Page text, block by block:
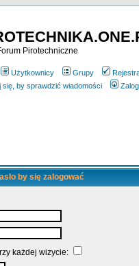
Pirotechniczne
Użytkownicy Grupy
się, by sprawdzić wiadomości
by się zalogować
każdej wizycie: